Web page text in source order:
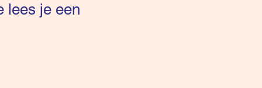
lees je een